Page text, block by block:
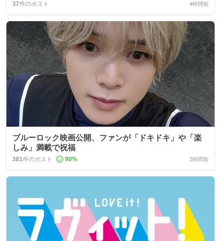
37件のポスト 4時間前
ブルーロック映画公開、ファンが「ドキドキ」や「楽
しみ」満載で祝福
381件のポスト 90% 2時間前